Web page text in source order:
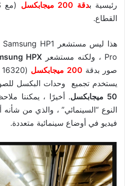
رئيسية بدقة 200 ميجابكسل
القطاع.
Pro ، ولكنه مستشعر
HPX
صور بدقة 200 ميجابكسل
يستخدم تجميع وحدات البكسل
50 ميجابكسل
. أخيرًا ، يمكننا
النوع “السينمائي” ، والذي من
فيديو في أوضاع سينمائية متعددة.